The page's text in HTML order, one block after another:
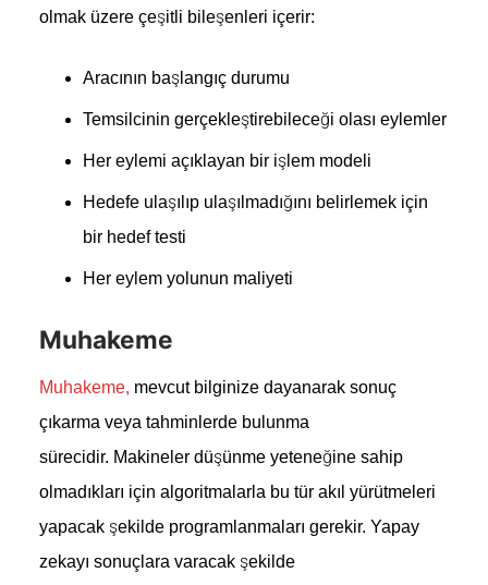
olmak üzere çeşitli bileşenleri içerir:
Aracının başlangıç ​​durumu
Temsilcinin gerçekleştirebileceği olası eylemler
Her eylemi açıklayan bir işlem modeli
Hedefe ulaşılıp ulaşılmadığını belirlemek için
bir hedef testi
Her eylem yolunun maliyeti
Muhakeme
Muhakeme, mevcut bilginize dayanarak sonuç
çıkarma veya tahminlerde bulunma
sürecidir. Makineler düşünme yeteneğine sahip
olmadıkları için algoritmalarla bu tür akıl yürütmeleri
yapacak şekilde programlanmaları gerekir. Yapay
zekayı sonuçlara varacak şekilde